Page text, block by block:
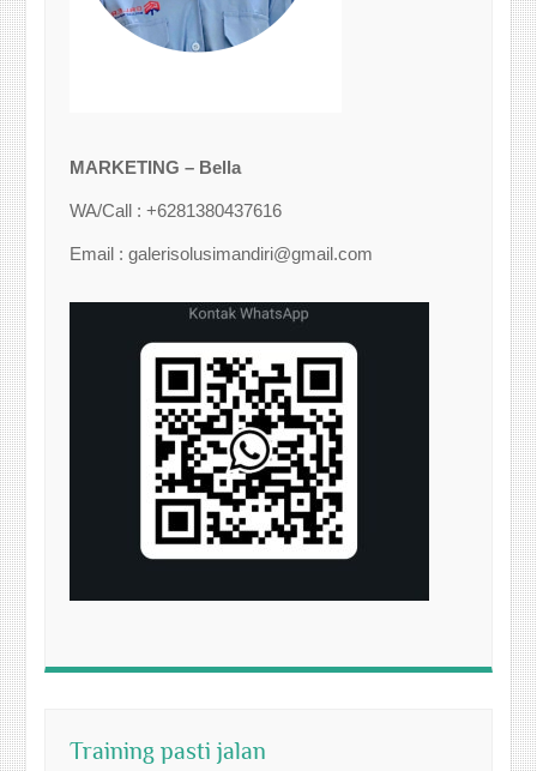
MARKETING – Bella
WA/Call : +6281380437616
Email : galerisolusimandiri@gmail.com
Training pasti jalan